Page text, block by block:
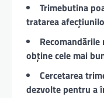
Trimebutina
tratarea
obține cele mai
Cercetarea
dezvolte pentru a